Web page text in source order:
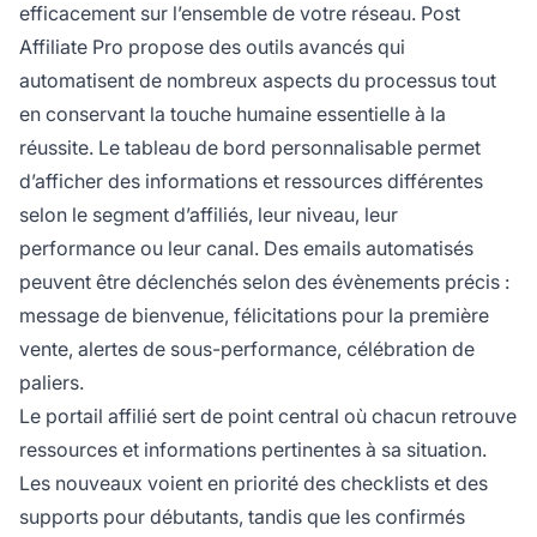
efficacement sur l’ensemble de votre réseau. Post
Affiliate Pro propose des outils avancés qui
automatisent de nombreux aspects du processus tout
en conservant la touche humaine essentielle à la
réussite. Le tableau de bord personnalisable permet
d’afficher des informations et ressources différentes
selon le segment d’affiliés, leur niveau, leur
performance ou leur canal. Des emails automatisés
peuvent être déclenchés selon des évènements précis :
message de bienvenue, félicitations pour la première
vente, alertes de sous-performance, célébration de
paliers.
Le portail affilié sert de point central où chacun retrouve
ressources et informations pertinentes à sa situation.
Les nouveaux voient en priorité des checklists et des
supports pour débutants, tandis que les confirmés